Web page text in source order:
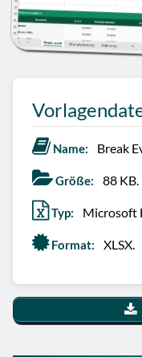
Name: Break
Größe: 88 KB.
Typ: Microsoft
Format: XLSX.